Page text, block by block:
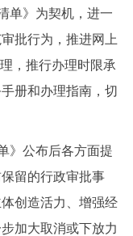
》为契机，进一
批行为，推进网上
，推行办理时限承
册和办理指南，切
公布后各方面提
留的行政审批事
创造活力、增强经
加大取消或下放力